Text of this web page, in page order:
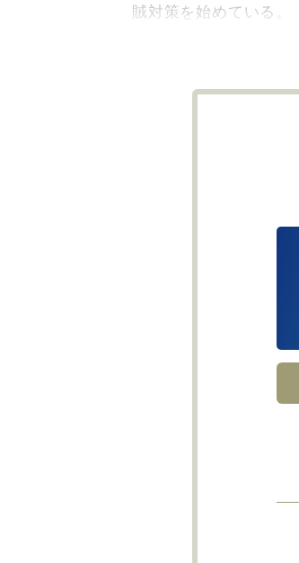
賊対策を始めている。